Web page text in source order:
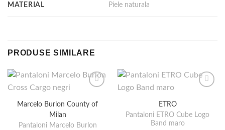
MATERIAL Piele naturala
PRODUSE SIMILARE
Marcelo Burlon County of
Milan
Pantaloni Marcelo Burlon
ETRO
Pantaloni ETRO Cube Logo
Band maro